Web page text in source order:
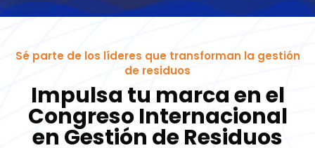
Sé parte de los líderes que transforman la gestión
de residuos
Impulsa tu marca en el
Congreso Internacional
en Gestión de Residuos